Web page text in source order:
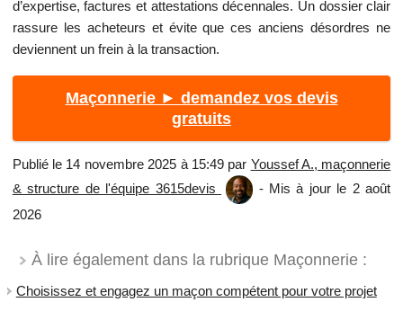
d’expertise, factures et attestations décennales. Un dossier clair
rassure les acheteurs et évite que ces anciens désordres ne
deviennent un frein à la transaction.
Maçonnerie ► demandez vos devis
gratuits
Publié le 14 novembre 2025 à 15:49 par Youssef A., maçonnerie
& structure de l'équipe 3615devis
- Mis à jour le 2 août
2026
À lire également dans la rubrique Maçonnerie :
Choisissez et engagez un maçon compétent pour votre projet